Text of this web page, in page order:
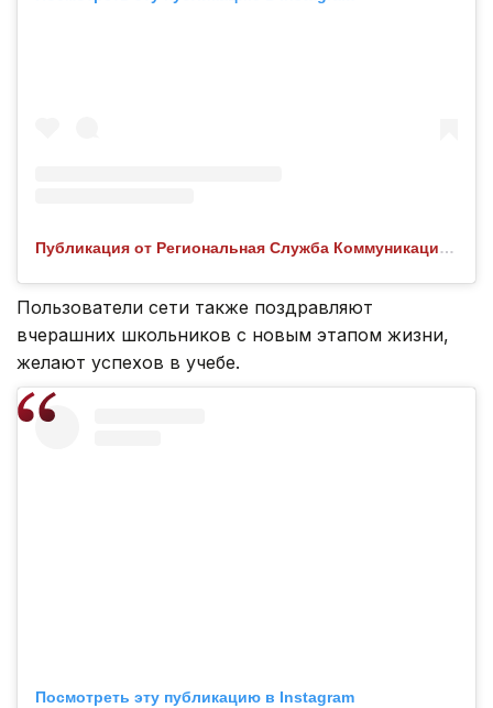
Публикация от Региональная Служба Коммуникаций СКО (@rsk.sko.kz)
Пользователи сети также поздравляют
вчерашних школьников с новым этапом жизни,
желают успехов в учебе.
Посмотреть эту публикацию в Instagram